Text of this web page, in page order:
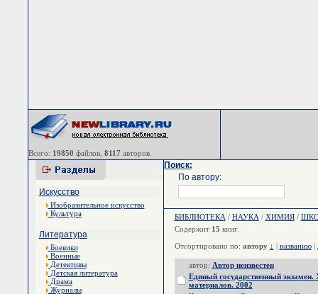
Всего: 19850 файлов, 8117 авторов.
Искусство
Изобразительное искусство
Культура
Литература
Боевики
Военные
Детективы
Детская литература
Драма
Журналы
Поиск:
По автору:
БИБЛИОТЕКА / НАУКА / ХИМИЯ/
Содержит 15 книг.
Отсортировано по: автору ↓ | названию|
автор: Автор неизвестен
Единый государственный
материалов. 2002